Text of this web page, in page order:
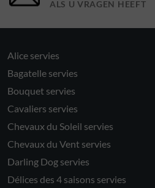
ALS U VRAGEN HEEFT
Alice servies
Bagatelle servies
Bouquet servies
Cavaliers servies
Chevaux du Soleil servies
Chevaux du Vent servies
Darling Dog servies
Délices des 4 saisons servies